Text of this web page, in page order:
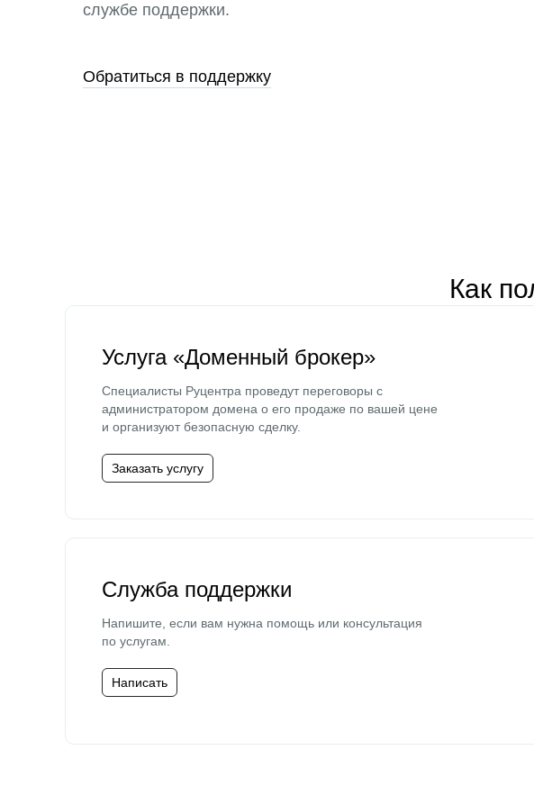
службе поддержки.
Обратиться в поддержку
Как
Услуга «Доменный брокер»
Специалисты Руцентра проведут переговоры с
администратором домена о его продаже по вашей цене
и организуют безопасную сделку.
Заказать услугу
Служба поддержки
Напишите, если вам нужна помощь или консультация
по услугам.
Написать